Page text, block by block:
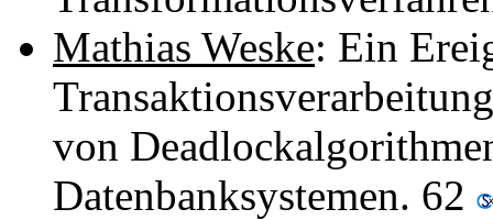
Mathias Weske: Ein
von
Datenbanksystemen. 62